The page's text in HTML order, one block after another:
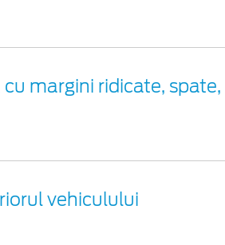
margini ridicate, spate,
vehiculului